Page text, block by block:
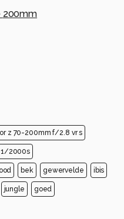
200mm
z 70-200mm f/2.8 vr s
1/2000s
bek gewervelde ibis
jungle goed